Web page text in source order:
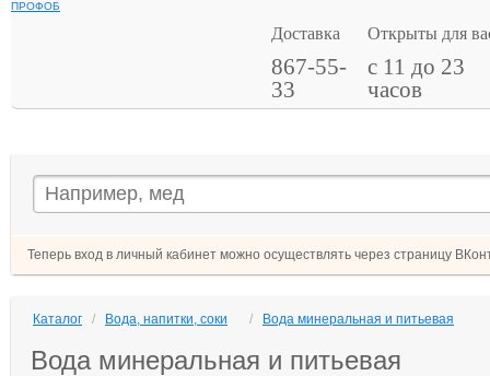
ПРОФОБ
Доставка
867-55-
33
Открыты для
с 11 до 23
часов
Теперь вход в личный кабинет можно осуществлять через страницу
Каталог / Вода, напитки, соки / Вода минеральная и питьевая
Вода минеральная и питьевая